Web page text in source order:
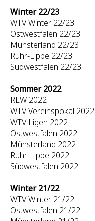
Winter 22/23
WTV Winter 22/23
Ostwestfalen 22/23
Münsterland 22/23
Ruhr-Lippe 22/23
Südwestfalen 22/23
Sommer 2022
RLW 2022
WTV Vereinspokal 2022
WTV Ligen 2022
Ostwestfalen 2022
Münsterland 2022
Ruhr-Lippe 2022
Südwestfalen 2022
Winter 21/22
WTV Winter 21/22
Ostwestfalen 21/22